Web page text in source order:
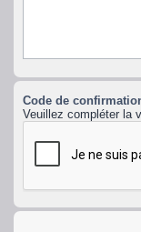
Code de
Veuillez compléter la